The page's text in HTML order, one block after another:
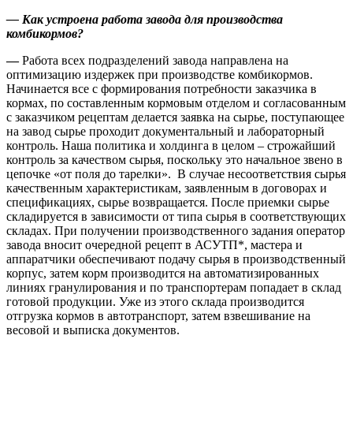
— Как устроена работа завода для производства
комбикормов?
—Работа всех подразделений завода направлена на
оптимизацию издержек при производстве комбикормов.
Начинается все с формирования потребности заказчика в
кормах, по составленным кормовым отделом и согласованным
с заказчиком рецептам делается заявка на сырье, поступающее
на завод сырье проходит документальный и лабораторный
контроль. Наша политика и холдинга в целом – строжайший
контроль за качеством сырья, поскольку это начальное звено в
цепочке «от поля до тарелки». В случае несоответствия сырья
качественным характеристикам, заявленным в договорах и
спецификациях, сырье возвращается. После приемки сырье
складируется в зависимости от типа сырья в соответствующих
складах. При получении производственного задания оператор
завода вносит очередной рецепт в АСУТП*, мастера и
аппаратчики обеспечивают подачу сырья в производственный
корпус, затем корм производится на автоматизированных
линиях гранулирования и по транспортерам попадает в склад
готовой продукции. Уже из этого склада производится
отгрузка кормов в автотранспорт, затем взвешивание на
весовой и выписка документов.